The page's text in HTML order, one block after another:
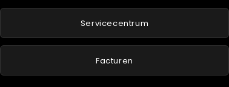
Servicecentrum
Facturen